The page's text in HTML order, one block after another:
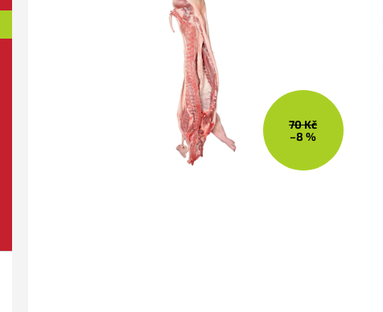
70 Kč
–8 %